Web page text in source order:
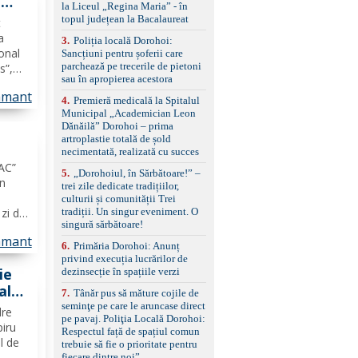
din
de
panoramică, geamuri
spate fumurii Carlig de
remorcare Bonus: -
Covorașe textile montate
pe mașină. -Ofer și un
set de covorașe din
împreună cu un set de
anvelope de iarnă.
la Liceul „Regina Maria” - în
topul județean la Bacalaureat
3. Poliția locală Dorohoi:
Sancțiuni pentru șoferii care
parchează pe trecerile de pietoni
sau în apropierea acestora
4. Premieră medicală la Spitalul
Municipal „Academician Leon
Dănăilă” Dorohoi – prima
artroplastie totală de șold
necimentată, realizată cu succes
5.
„Dorohoiul, în Sărbătoare!” –
trei zile dedicate tradițiilor,
culturii și comunității Trei
tradiții. Un singur eveniment. O
singură sărbătoare!
6. Primăria Dorohoi: Anunț
privind execuția lucrărilor de
dezinsecție în spațiile verzi
7. Tânăr pus să măture cojile de
seminţe pe care le aruncase direct
pe pavaj. Poliţia Locală Dorohoi:
Respectul față de spațiul comun
trebuie să fie o prioritate pentru